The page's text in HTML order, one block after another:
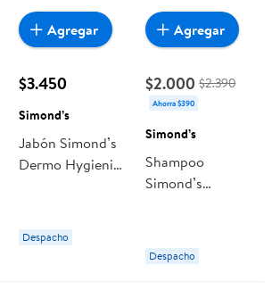
$3.450
Simond’s
Jabón Simond’s
Dermo Hygienic
Despacho
Agregar
$2.000 $2.390
Ahorra $390
Simond’s
Shampoo
Simond’s
Vitamina-e
Despacho
Agregar